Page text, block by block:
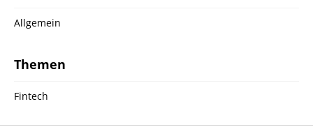
Allgemein
Themen
Fintech